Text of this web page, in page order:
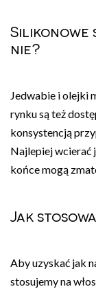
Silikonowe
nie?
Jedwabie i olejki
rynku są też
konsystencją
Najlepiej wcierać
końce mogą
Jak
Aby uzyskać jak
stosujemy na